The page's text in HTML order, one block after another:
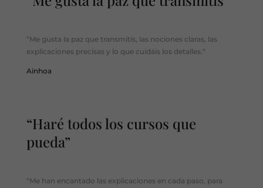
“Me gusta la paz que transmitís, las nociones claras, las
explicaciones precisas y lo que cuidáis los detalles.“
Ainhoa
“Haré todos los cursos que
pueda”
“Me han encantado las explicaciones en cada paso, para